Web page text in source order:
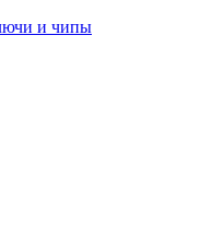
и чипы